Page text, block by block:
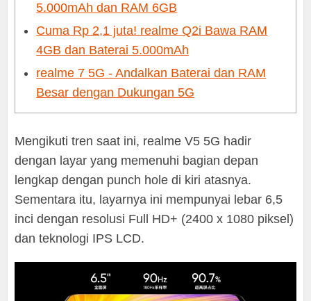
5.000mAh dan RAM 6GB
Cuma Rp 2,1 juta! realme Q2i Bawa RAM
4GB dan Baterai 5.000mAh
realme 7 5G - Andalkan Baterai dan RAM
Besar dengan Dukungan 5G
Mengikuti tren saat ini, realme V5 5G hadir
dengan layar yang memenuhi bagian depan
lengkap dengan punch hole di kiri atasnya.
Sementara itu, layarnya ini mempunyai lebar 6,5
inci dengan resolusi Full HD+ (2400 x 1080 piksel)
dan teknologi IPS LCD.